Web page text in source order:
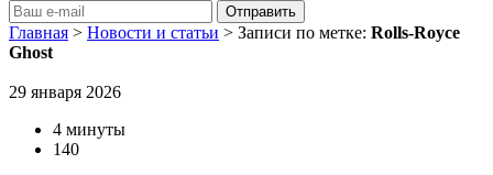
Главная > Новости и статьи > Записи по метке: Rolls-Royce
Ghost
29 января 2026
4 минуты
140